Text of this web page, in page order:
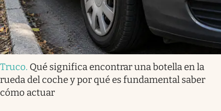
Truco. Qué significa encontrar una botella en la
rueda del coche y por qué es fundamental saber
cómo actuar